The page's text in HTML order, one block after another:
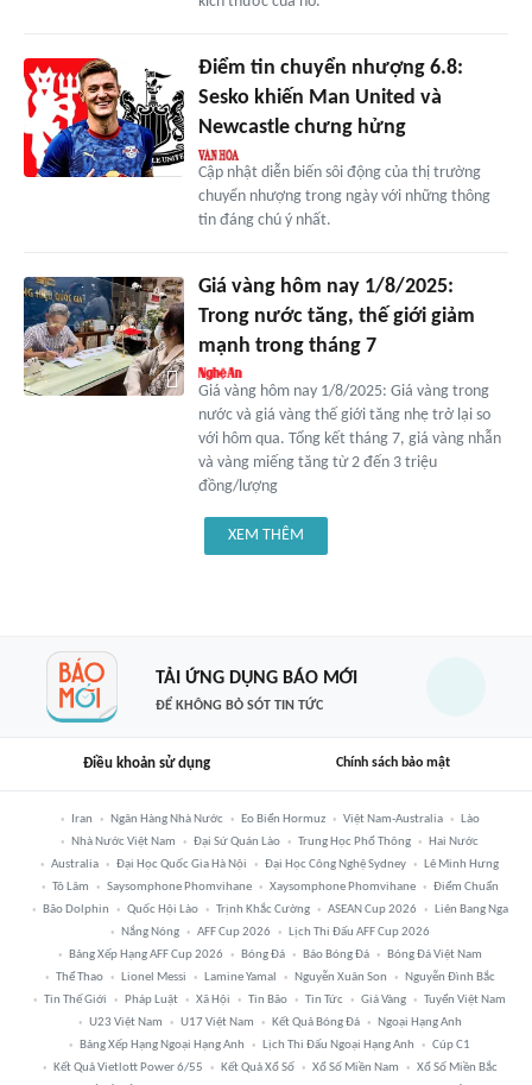
Điểm tin chuyển nhượng 6.8:
Sesko khiến Man United và
Newcastle chưng hửng
Cập nhật diễn biến sôi động của thị trường
chuyển nhượng trong ngày với những thông
tin đáng chú ý nhất.
Giá vàng hôm nay 1/8/2025:
Trong nước tăng, thế giới giảm
mạnh trong tháng 7
Giá vàng hôm nay 1/8/2025: Giá vàng trong
nước và giá vàng thế giới tăng nhẹ trở lại so
với hôm qua. Tổng kết tháng 7, giá vàng nhẫn
và vàng miếng tăng từ 2 đến 3 triệu
đồng/lượng
XEM THÊM
TẢI ỨNG DỤNG BÁO MỚI
ĐỂ KHÔNG BỎ SÓT TIN TỨC
Điều khoản sử dụng Chính sách bảo mật
Iran Ngân Hàng Nhà Nước Eo Biển Hormuz Việt Nam-Australia
Lào
Nhà Nước Việt Nam
Đại Sứ Quán Lào Trung Học Phổ Thông
Hai Nước
Australia
Đại Học Quốc Gia Hà Nội Đại Học Công Nghệ Sydney
Lê Minh Hưng
Tô Lâm
Saysomphone Phomvihane Xaysomphone Phomvihane
Điểm Chuẩn
Bão Dolphin
Quốc Hội Lào Trịnh Khắc Cường ASEAN Cup 2026
Liên Bang Nga
Nắng Nóng
AFF Cup 2026
Lịch Thi Đấu AFF Cup 2026
Bảng Xếp Hạng AFF Cup 2026
Bóng Đá Báo Bóng Đá
Bóng Đá Việt Nam
Thể Thao
Lionel Messi Lamine Yamal Nguyễn Xuân Son
Nguyễn Đình Bắc
Tin Thế Giới
Pháp Luật Xã Hội Tin Bão Tin Tức Giá Vàng
Tuyển Việt Nam
U23 Việt Nam
U17 Việt Nam Kết Quả Bóng Đá
Ngoại Hạng Anh
Bảng Xếp Hạng Ngoại Hạng Anh
Lịch Thi Đấu Ngoại Hạng Anh
Cúp C1
Kết Quả Vietlott Power 6/55
Kết Quả Xổ Số Xổ Số Miền Nam
Xổ Số Miền Bắc